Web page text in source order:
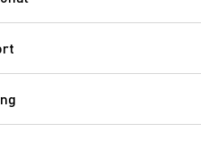
Funktional